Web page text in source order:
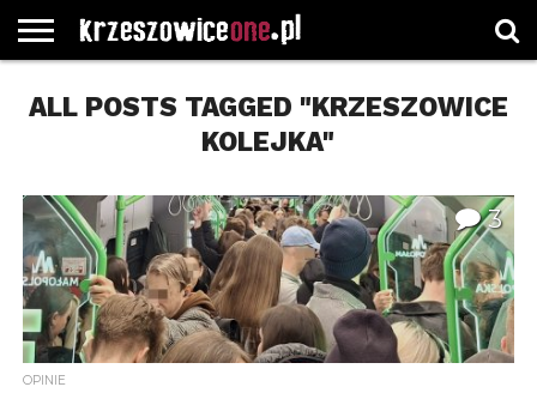
GŁÓWNA
WYBORY
SAMORZĄDOWE
WYBIERZ
KATEGORIE
ROZKŁADY
JAZDY
GREGORCZYK
WATCH
KONTAKT
ALL POSTS TAGGED "KRZESZOWICE
KOLEJKA"
3
OPINIE